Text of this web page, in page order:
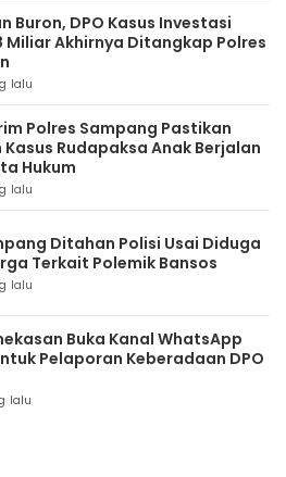
Buron, DPO Kasus Investasi
Miliar Akhirnya Ditangkap Polres
lalu
Polres Sampang Pastikan
Kasus Rudapaksa Anak Berjalan
Hukum
lalu
Ditahan Polisi Usai Diduga
Terkait Polemik Bansos
lalu
Buka Kanal WhatsApp
Pelaporan Keberadaan DPO
lalu